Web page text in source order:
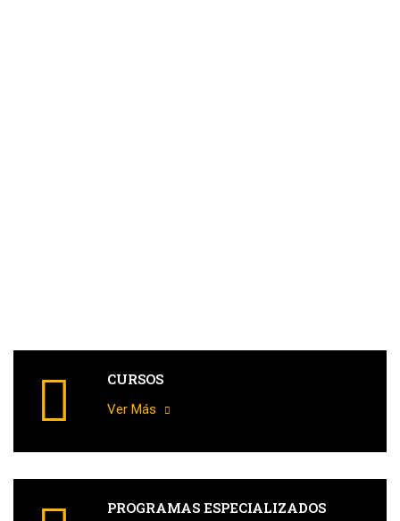
CURSOS
Ver Más
PROGRAMAS ESPECIALIZADOS​